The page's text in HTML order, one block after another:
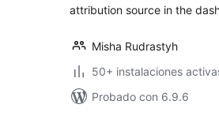
attribution source in the
Misha Rudrastyh
50+ instalaciones
Probado con 6.9.6